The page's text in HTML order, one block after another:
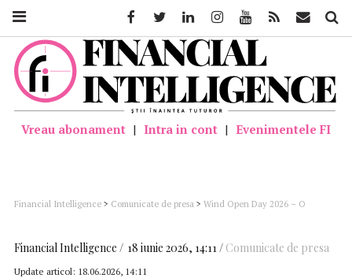
Vreau abonament | Intra in cont | Evenimentele FI
Financial Intelligence > Comunicate de presa > Wind Open Day 2026 – O
Financial Intelligence 18 iunie 2026, 14:11 Comunicate de presa
Update articol: 18.06.2026, 14:11
FacebookTwitter LinkedinInstagramYoutube Feed Mail